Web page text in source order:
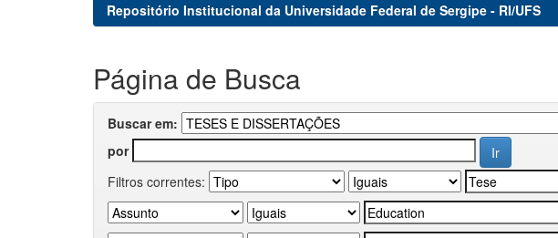
Repositório Institucional da Universidade Federal de Sergipe - RI/UFS
Página de Busca
Buscar em:
por
Filtros correntes: